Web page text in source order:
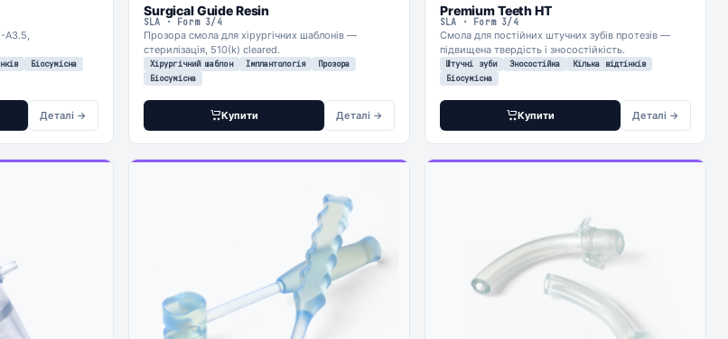
A3.5,
Біосумісна
Деталі →
Surgical Guide Resin
SLA · Form 3/4
Прозора смола для хірургічних шаблонів —
стерилізація, 510(k) cleared.
Хірургічний шаблон Імплантологія
Прозора
Біосумісна
Купити Деталі →
Premium Teeth HT
SLA · Form 3/4
Смола для постійних штучних зубів протезів —
підвищена твердість і зносостійкість.
Штучні зуби Зносостійка
Кілька відтінків
Біосумісна
Купити Деталі →